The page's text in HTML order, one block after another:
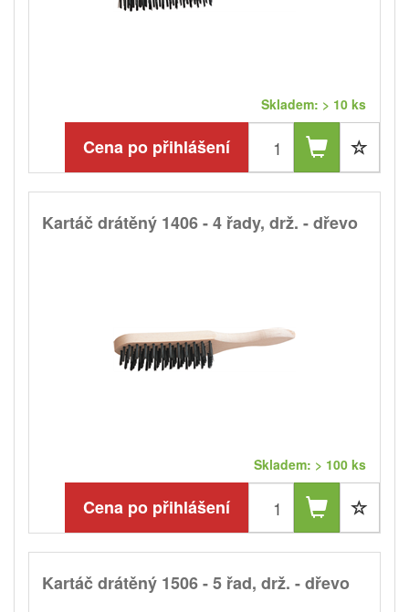
Skladem: > 10 ks
Cena po přihlášení
Kartáč drátěný 1406 - 4 řady, drž. - dřevo
Skladem: > 100 ks
Cena po přihlášení
Kartáč drátěný 1506 - 5 řad, drž. - dřevo